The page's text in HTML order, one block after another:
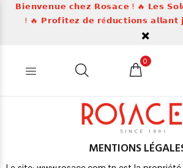
𝗕𝗶𝗲𝗻𝘃𝗲𝗻𝘂𝗲 𝗰𝗵𝗲𝘇 𝗥𝗼𝘀𝗮𝗰𝗲 ! 🔥 𝗟𝗲𝘀
! 🔥 𝗣𝗿𝗼𝗳𝗶𝘁𝗲𝘇 𝗱𝗲 𝗿é𝗱𝘂𝗰𝘁𝗶𝗼𝗻𝘀 𝗮𝗹𝗹𝗮𝗻𝘁
0
MENTIONS